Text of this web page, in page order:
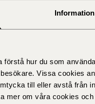
Information
hur du som
Vissa cookies
till eller avstå från
mer om våra cookies